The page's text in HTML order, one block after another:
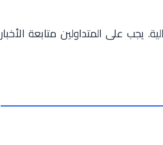
يجب على المتداولين متابعة الأخبار